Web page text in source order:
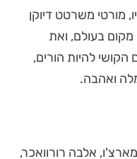
מורטי משרטט דיוקן
מקום בעולם, ואת
להיות הורים,
ואהבה.
אלבה רורוואכר,